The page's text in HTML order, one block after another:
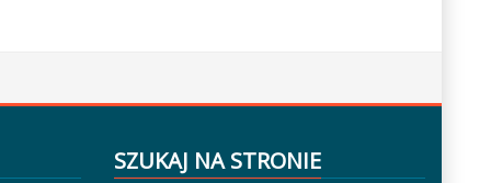
SZUKAJ NA STRONIE